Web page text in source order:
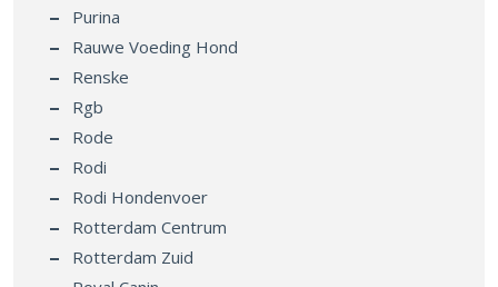
Purina
Rauwe Voeding Hond
Renske
Rgb
Rode
Rodi
Rodi Hondenvoer
Rotterdam Centrum
Rotterdam Zuid